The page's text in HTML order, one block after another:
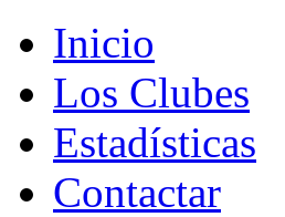
Inicio
Los Clubes
Estadísticas
Contactar